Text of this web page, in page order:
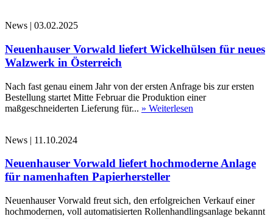
News | 03.02.2025
Neuenhauser Vorwald liefert Wickelhülsen für neues
Walzwerk in Österreich
Nach fast genau einem Jahr von der ersten Anfrage bis zur ersten
Bestellung startet Mitte Februar die Produktion einer
maßgeschneiderten Lieferung für... » Weiterlesen
News | 11.10.2024
Neuenhauser Vorwald liefert hochmoderne Anlage
für namenhaften Papierhersteller
Neuenhauser Vorwald freut sich, den erfolgreichen Verkauf einer
hochmodernen, voll automatisierten Rollenhandlingsanlage bekannt